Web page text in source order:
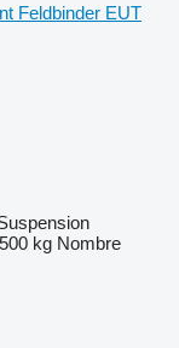
Feldbinder EUT
kg Nombre